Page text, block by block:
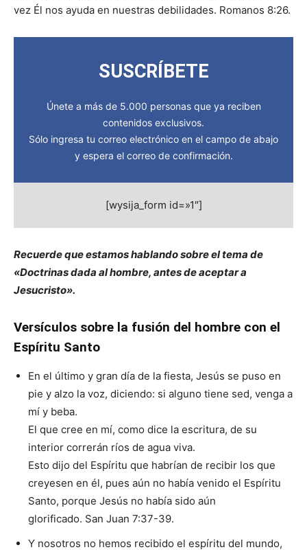
vez Él nos ayuda en nuestras debilidades. Romanos 8:26.
SUSCRÍBETE
Únete a más de 5.000 personas que ya reciben
contenidos exclusivos.
Sólo ingresa tu correo electrónico en el campo de abajo
y espera el correo de confirmación.
[wysija_form id=»1″]
Recuerde que estamos hablando sobre el tema de
«Doctrinas dada al hombre, antes de aceptar a
Jesucristo».
Versículos sobre la fusión del hombre con el
Espíritu Santo
En el último y gran día de la fiesta, Jesús se puso en
pie y alzo la voz, diciendo: si alguno tiene sed, venga a
mí y beba.
El que cree en mí, como dice la escritura, de su
interior correrán ríos de agua viva.
Esto dijo del Espíritu que habrían de recibir los que
creyesen en él, pues aún no había venido el Espíritu
Santo, porque Jesús no había sido aún
glorificado. San Juan 7:37-39.
Y nosotros no hemos recibido el espíritu del mundo,